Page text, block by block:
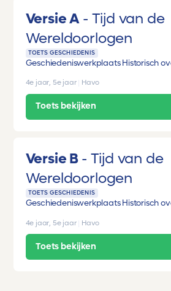
Versie A
Tijd van de
Wereldoorlogen
TOETS GESCHIEDENIS
Geschiedeniswerkplaats Historisch
4e jaar, 5e jaar Havo
Toets bekijken
Versie B
Tijd van de
Wereldoorlogen
TOETS GESCHIEDENIS
Geschiedeniswerkplaats Historisch
4e jaar, 5e jaar Havo
Toets bekijken